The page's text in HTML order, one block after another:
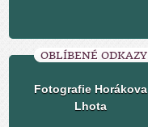
OBLÍBENÉ ODKAZY
Fotografie Horákova
Lhota